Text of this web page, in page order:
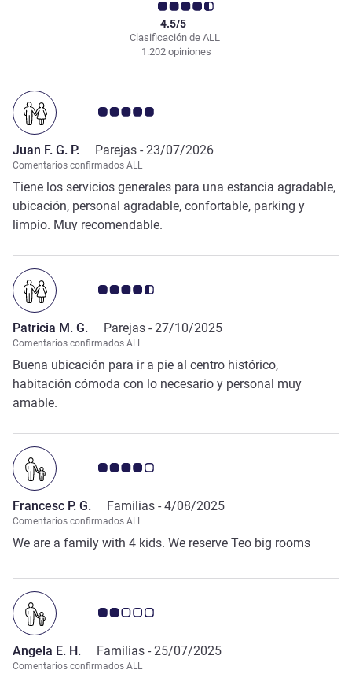
Clasificación de ALL
4.5/5
1.202 opiniones
Nota de clientes de Avis 5.0/5
Juan F. G. P. Parejas - 23/07/2026
Comentarios confirmados ALL
Tiene los servicios generales para una estancia agradable,
ubicación, personal agradable, confortable, parking y
limpio. Muy recomendable.
Nota de clientes de Avis 4.5/5
Patricia M. G. Parejas - 27/10/2025
Comentarios confirmados ALL
Buena ubicación para ir a pie al centro histórico,
habitación cómoda con lo necesario y personal muy
amable.
Nota de clientes de Avis 4.0/5
Francesc P. G. Familias - 4/08/2025
Comentarios confirmados ALL
We are a family with 4 kids. We reserve Teo big rooms
Nota de clientes de Avis 2.0/5
Angela E. H. Familias - 25/07/2025
Comentarios confirmados ALL